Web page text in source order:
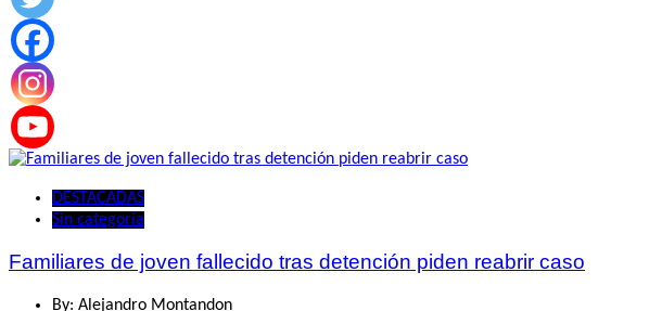
DESTACADAS
Sin categoría
Familiares de joven fallecido tras detención piden reabrir caso
By: Alejandro Montandon